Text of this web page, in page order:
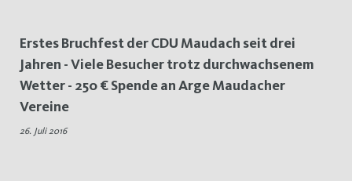
Schlagwort:
Junge
Union
Erstes Bruchfest der CDU Maudach seit drei
Jahren - Viele Besucher trotz durchwachsenem
Wetter - 250 € Spende an Arge Maudacher
Vereine
26. Juli 2016